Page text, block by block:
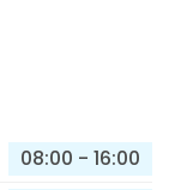
08:00 - 16:00